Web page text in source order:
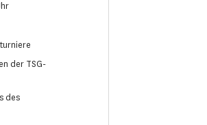
der TSG-
des